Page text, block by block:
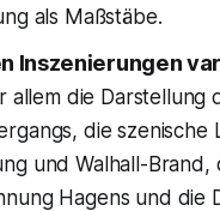
als Maßstäbe.
Inszenierungen
allem die Darstellung
die szenische
und Walhall-Brand,
Hagens und die